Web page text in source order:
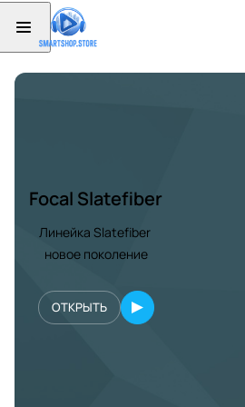
Focal Slatefiber
Линейка Slatefiber
новое поколение
ОТКРЫТЬ